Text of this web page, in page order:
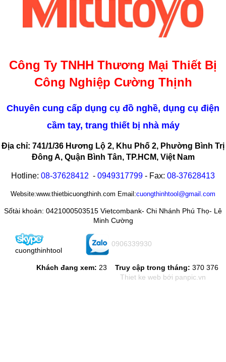
Công Ty TNHH Thương Mại Thiết Bị
Công Nghiệp Cường Thịnh
Chuyên cung cấp dụng cụ đồ nghề, dụng cụ điện
cầm tay, trang thiết bị nhà máy
Địa chỉ: 741/1/36 Hương Lộ 2, Khu Phố 2, Phường Bình Trị
Đông A, Quận Bình Tân, TP.HCM, Việt Nam
Hotline: 08-37628412 - 0949317799 - Fax: 08-37628413
Website:www.thietbicuongthinh.com Email:cuongthinhtool@gmail.com
Sốtài khoản: 0421000503515 Vietcombank- Chi Nhánh Phú Thọ- Lê
Minh Cường
cuongthinhtool
0906339930
Khách đang xem: 23 Truy cập trong tháng: 370 376
Thiet ke web bới panpic.vn